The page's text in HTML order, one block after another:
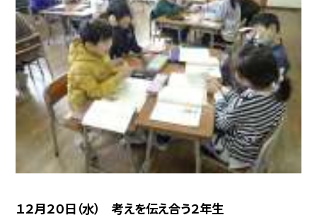
１２月２０日（水） 考えを伝え合う２年生